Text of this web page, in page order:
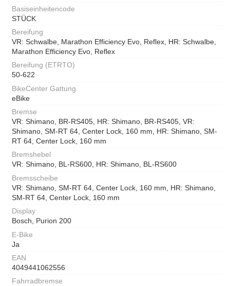
Basiseinheitencode
STÜCK
Bereifung
VR: Schwalbe, Marathon Efficiency Evo, Reflex, HR: Schwalbe,
Marathon Efficiency Evo, Reflex
Bereifung (ETRTO)
50-622
BikeCenter Gattung
eBike
Bremse
VR: Shimano, BR-RS405, HR: Shimano, BR-RS405, VR:
Shimano, SM-RT 64, Center Lock, 160 mm, HR: Shimano, SM-
RT 64, Center Lock, 160 mm
Bremshebel
VR: Shimano, BL-RS600, HR: Shimano, BL-RS600
Bremsscheibe
VR: Shimano, SM-RT 64, Center Lock, 160 mm, HR: Shimano,
SM-RT 64, Center Lock, 160 mm
Display
Bosch, Purion 200
E-Bike
Ja
EAN
4049441062556
Fahrradbremse